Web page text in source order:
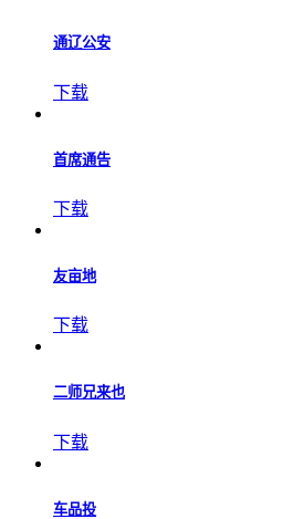
通辽公安
下载
首席通告
下载
友亩地
下载
二师兄来也
下载
车品投